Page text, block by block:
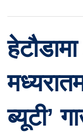
ब्यूटी’